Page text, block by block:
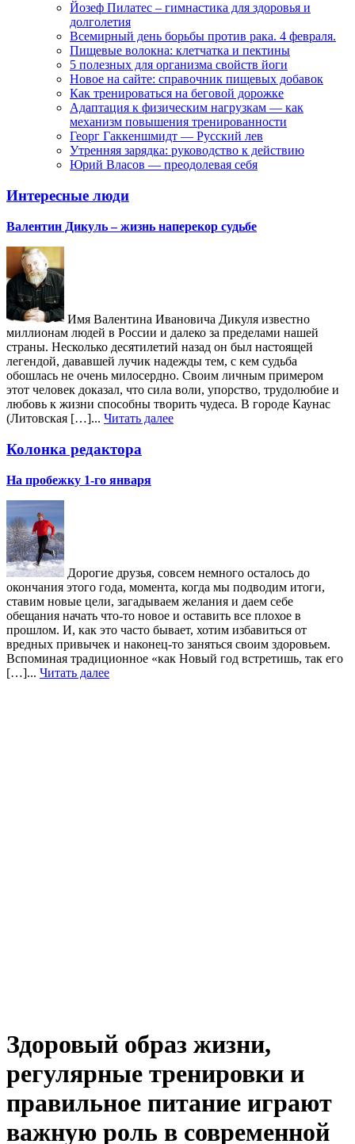
Йозеф Пилатес – гимнастика для здоровья и
долголетия
Всемирный день борьбы против рака. 4 февраля.
Пищевые волокна: клетчатка и пектины
5 полезных для организма свойств йоги
Новое на сайте: справочник пищевых добавок
Как тренироваться на беговой дорожке
Адаптация к физическим нагрузкам — как
механизм повышения тренированности
Георг Гаккеншмидт — Русский лев
Утренняя зарядка: руководство к действию
Юрий Власов — преодолевая себя
Интересные люди
Валентин Дикуль – жизнь наперекор судьбе
Имя Валентина Ивановича Дикуля известно
миллионам людей в России и далеко за пределами нашей
страны. Несколько десятилетий назад он был настоящей
легендой, дававшей лучик надежды тем, с кем судьба
обошлась не очень милосердно. Своим личным примером
этот человек доказал, что сила воли, упорство, трудолюбие и
любовь к жизни способны творить чудеса. В городе Каунас
(Литовская […]... Читать далее
Колонка редактора
На пробежку 1-го января
Дорогие друзья, совсем немного осталось до
окончания этого года, момента, когда мы подводим итоги,
ставим новые цели, загадываем желания и даем себе
обещания начать что-то новое и оставить все плохое в
прошлом. И, как это часто бывает, хотим избавиться от
вредных привычек и наконец-то заняться своим здоровьем.
Вспоминая традиционное «как Новый год встретишь, так его
[…]... Читать далее
Здоровый образ жизни,
регулярные тренировки и
правильное питание играют
важную роль в современной